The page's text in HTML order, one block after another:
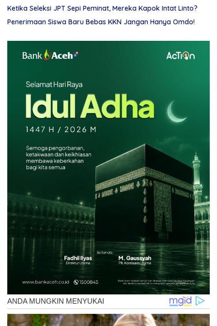
Ketika Seleksi JPT Sepi Peminat, Mereka Kapok Intat Linto?
Penerimaan Siswa Baru Bebas KKN Jangan Hanya Omdo!